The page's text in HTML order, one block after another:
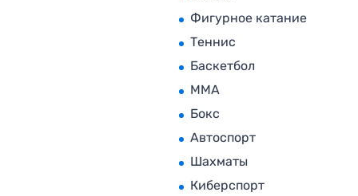
Фигурное катание
Теннис
Баскетбол
MMA
Бокс
Автоспорт
Шахматы
Киберспорт